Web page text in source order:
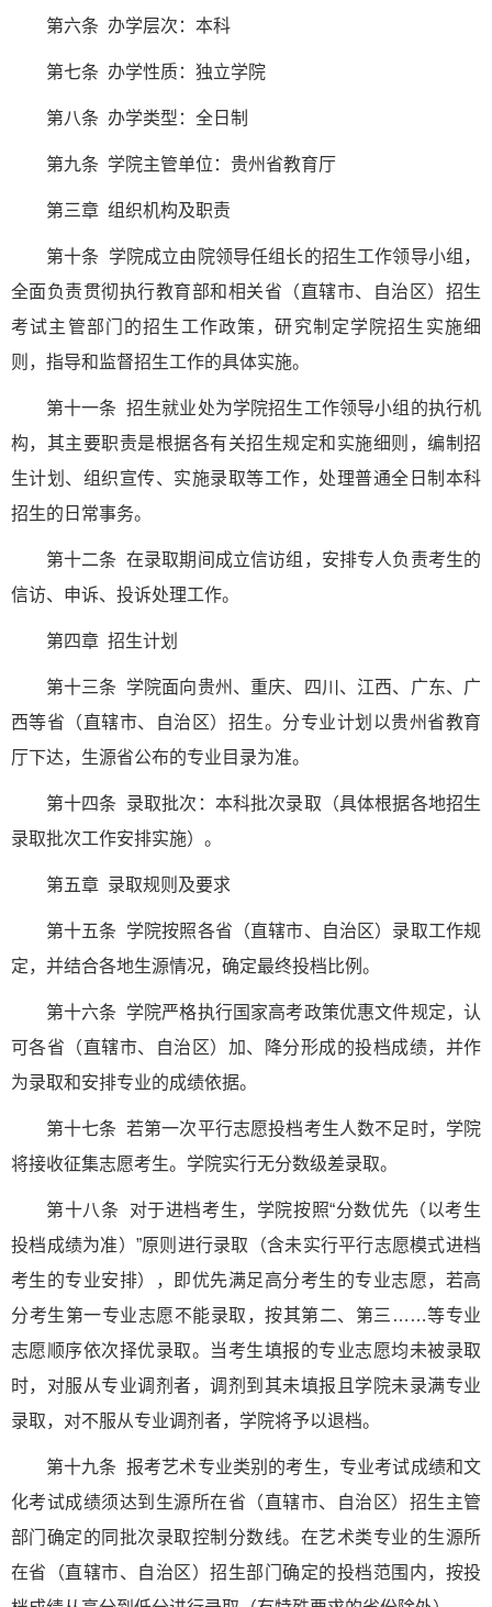
第六条 办学层次：本科
第七条 办学性质：独立学院
第八条 办学类型：全日制
第九条 学院主管单位：贵州省教育厅
第三章 组织机构及职责
第十条 学院成立由院领导任组长的招生工作领导小组，
全面负责贯彻执行教育部和相关省（直辖市、自治区）招生
考试主管部门的招生工作政策，研究制定学院招生实施细
则，指导和监督招生工作的具体实施。
第十一条 招生就业处为学院招生工作领导小组的执行机
构，其主要职责是根据各有关招生规定和实施细则，编制招
生计划、组织宣传、实施录取等工作，处理普通全日制本科
招生的日常事务。
第十二条 在录取期间成立信访组，安排专人负责考生的
信访、申诉、投诉处理工作。
第四章 招生计划
第十三条 学院面向贵州、重庆、四川、江西、广东、广
西等省（直辖市、自治区）招生。分专业计划以贵州省教育
厅下达，生源省公布的专业目录为准。
第十四条 录取批次：本科批次录取（具体根据各地招生
录取批次工作安排实施）。
第五章 录取规则及要求
第十五条 学院按照各省（直辖市、自治区）录取工作规
定，并结合各地生源情况，确定最终投档比例。
第十六条 学院严格执行国家高考政策优惠文件规定，认
可各省（直辖市、自治区）加、降分形成的投档成绩，并作
为录取和安排专业的成绩依据。
第十七条 若第一次平行志愿投档考生人数不足时，学院
将接收征集志愿考生。学院实行无分数级差录取。
第十八条 对于进档考生，学院按照“分数优先（以考生
投档成绩为准）”原则进行录取（含未实行平行志愿模式进档
考生的专业安排），即优先满足高分考生的专业志愿，若高
分考生第一专业志愿不能录取，按其第二、第三……等专业
志愿顺序依次择优录取。当考生填报的专业志愿均未被录取
时，对服从专业调剂者，调剂到其未填报且学院未录满专业
录取，对不服从专业调剂者，学院将予以退档。
第十九条 报考艺术专业类别的考生，专业考试成绩和文
化考试成绩须达到生源所在省（直辖市、自治区）招生主管
部门确定的同批次录取控制分数线。在艺术类专业的生源所
在省（直辖市、自治区）招生部门确定的投档范围内，按投